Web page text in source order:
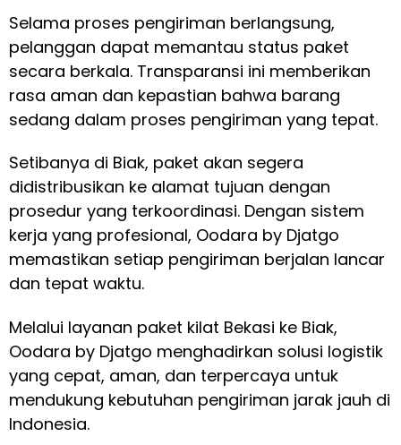
Selama proses pengiriman berlangsung,
pelanggan dapat memantau status paket
secara berkala. Transparansi ini memberikan
rasa aman dan kepastian bahwa barang
sedang dalam proses pengiriman yang tepat.
Setibanya di Biak, paket akan segera
didistribusikan ke alamat tujuan dengan
prosedur yang terkoordinasi. Dengan sistem
kerja yang profesional, Oodara by Djatgo
memastikan setiap pengiriman berjalan lancar
dan tepat waktu.
Melalui layanan paket kilat Bekasi ke Biak,
Oodara by Djatgo menghadirkan solusi logistik
yang cepat, aman, dan terpercaya untuk
mendukung kebutuhan pengiriman jarak jauh di
Indonesia.